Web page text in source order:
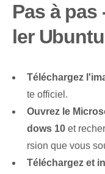
Pas à
ler
Téléchargez
te officiel.
Ouvrez le
dows 10 et
rsion que vous
Téléchargez et